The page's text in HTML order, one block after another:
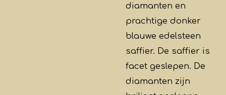
diamanten en
prachtige donker
blauwe edelsteen
saffier. De saffier is
facet geslepen. De
diamanten zijn